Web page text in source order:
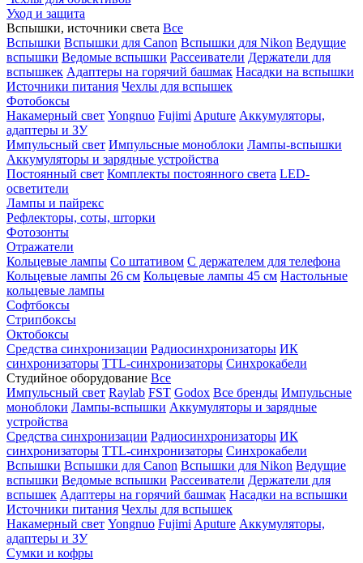
Уход и защита
Вспышки, источники света Все
Вспышки Вспышки для Canon Вспышки для Nikon Ведущие
вспышки Ведомые вспышки Рассеиватели Держатели для
вспышкек Адаптеры на горячий башмак Насадки на вспышки
Источники питания Чехлы для вспышек
Фотобоксы
Накамерный свет Yongnuo Fujimi Aputure Аккумуляторы,
адаптеры и ЗУ
Импульсный свет Импульсные моноблоки Лампы-вспышки
Аккумуляторы и зарядные устройства
Постоянный свет Комплекты постоянного света LED-
осветители
Лампы и пайрекс
Рефлекторы, соты, шторки
Фотозонты
Отражатели
Кольцевые лампы Со штативом С держателем для телефона
Кольцевые лампы 26 см Кольцевые лампы 45 см Настольные
кольцевые лампы
Софтбоксы
Стрипбоксы
Октобоксы
Средства синхронизации Радиосинхронизаторы ИК
синхронизаторы TTL-синхронизаторы Синхрокабели
Студийное оборудование Все
Импульсный свет Raylab FST Godox Все бренды Импульсные
моноблоки Лампы-вспышки Аккумуляторы и зарядные
устройства
Средства синхронизации Радиосинхронизаторы ИК
синхронизаторы TTL-синхронизаторы Синхрокабели
Вспышки Вспышки для Canon Вспышки для Nikon Ведущие
вспышки Ведомые вспышки Рассеиватели Держатели для
вспышек Адаптеры на горячий башмак Насадки на вспышки
Источники питания Чехлы для вспышек
Накамерный свет Yongnuo Fujimi Aputure Аккумуляторы,
адаптеры и ЗУ
Сумки и кофры